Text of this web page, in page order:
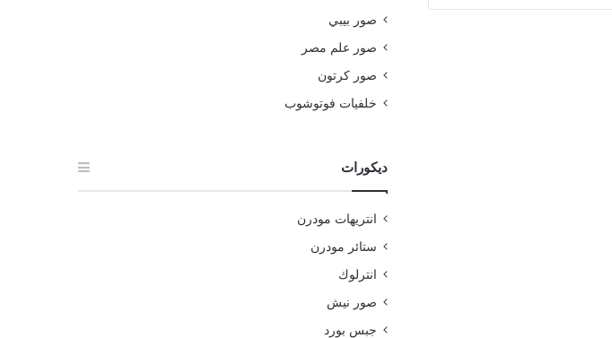
صور بيبي
صور علم مصر
صور كرتون
خلفيات فوتوشوب
ديكورات
انتريهات مودرن
ستائر مودرن
انترلوك
صور نيش
جبس بورد